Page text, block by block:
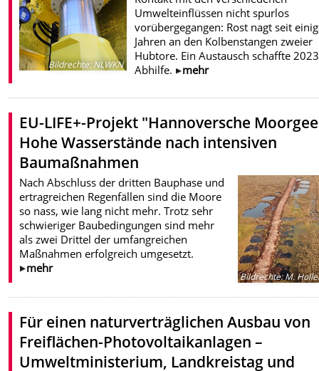
Bildrechte:NLWKN
Umwelteinflüssen nicht spurlos
vorübergegangen: Rost nagt seit
Jahren an den Kolbenstangen zweier
Hubtore. Ein Austausch schaffte 2023
Abhilfe.
mehr
EU-LIFE+-Projekt "Hannoversche
Hohe Wasserstände nach intensiven
Baumaßnahmen
Bildrechte:M.
Nach Abschluss der dritten Bauphase und
ertragreichen Regenfällen sind die Moore
so nass, wie lang nicht mehr. Trotz sehr
schwieriger Baubedingungen sind mehr
als zwei Drittel der umfangreichen
Maßnahmen erfolgreich umgesetzt.
mehr
Für einen naturverträglichen Ausbau von
Freiflächen-Photovoltaikanlagen –
Umweltministerium, Landkreistag und